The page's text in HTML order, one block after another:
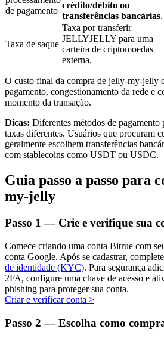
Investimento Automático
Aprenda a apostar
Aprenda como ganhar renda passiva
de pagamento
crédito/débito ou
transferências bancárias.
Taxa de saque
Taxa por transferir
JELLYJELLY para uma
carteira de criptomoedas
externa.
O custo final da compra de jelly-my-jelly
pagamento, congestionamento da rede e
momento da transação.
Dicas: Diferentes métodos de pagamento
taxas diferentes. Usuários que procuram
geralmente escolhem transferências
com stablecoins como USDT ou USDC.
Guia passo a passo para
my-jelly
Passo 1 — Crie e verifique sua
Comece criando uma conta Bitrue com
conta Google. Após se cadastrar,
de identidade (KYC). Para segurança
2FA, configure uma chave de acesso e
phishing para proteger sua conta.
Criar e verificar conta >
Passo 2 — Escolha como